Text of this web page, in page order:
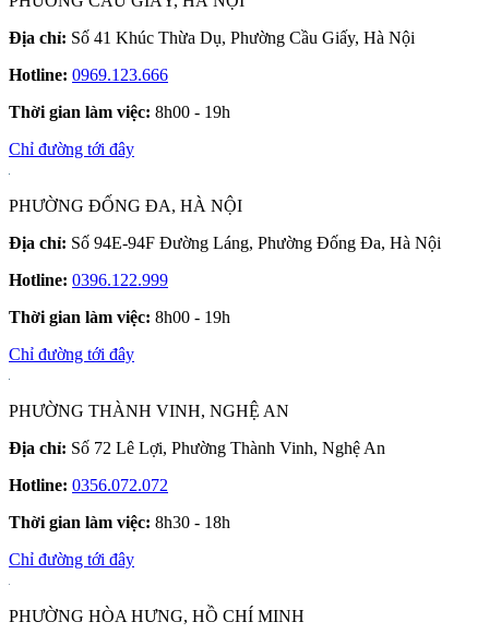
Địa chỉ: Số 41 Khúc Thừa Dụ, Phường Cầu Giấy, Hà Nội
Hotline: 0969.123.666
Thời gian làm việc: 8h00 - 19h
Chỉ đường tới đây
PHƯỜNG ĐỐNG ĐA, HÀ NỘI
Địa chỉ: Số 94E-94F Đường Láng, Phường Đống Đa, Hà Nội
Hotline: 0396.122.999
Thời gian làm việc: 8h00 - 19h
Chỉ đường tới đây
PHƯỜNG THÀNH VINH, NGHỆ AN
Địa chỉ: Số 72 Lê Lợi, Phường Thành Vinh, Nghệ An
Hotline: 0356.072.072
Thời gian làm việc: 8h30 - 18h
Chỉ đường tới đây
PHƯỜNG HÒA HƯNG, HỒ CHÍ MINH